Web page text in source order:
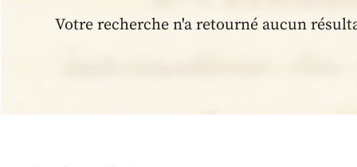
Votre recherche n'a retourné aucun